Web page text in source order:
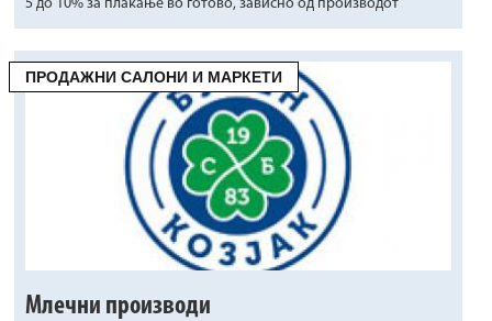
5 до 10% за плаќање во готово, зависно од производот
ПРОДАЖНИ САЛОНИ И МАРКЕТИ
Млечни производи